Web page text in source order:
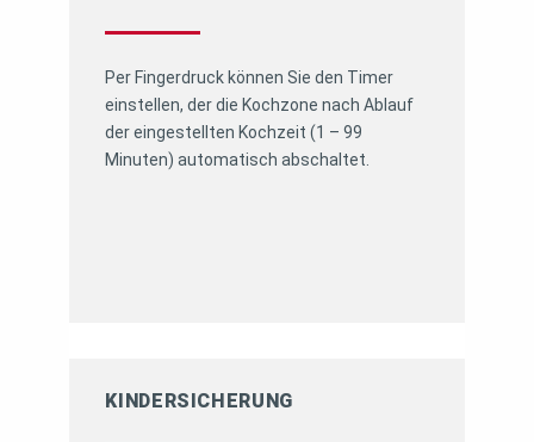
Per Fingerdruck können Sie den Timer
einstellen, der die Kochzone nach Ablauf
der eingestellten Kochzeit (1 – 99
Minuten) automatisch abschaltet.
KINDERSICHERUNG